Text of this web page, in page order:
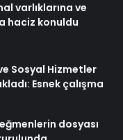
varlıklarına ve
haciz konuldu
Sosyal Hizmetler
Esnek çalışma
dosyası